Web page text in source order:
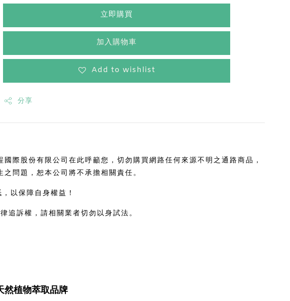
立即購買
加入購物車
Add to wishlist
分享
際股份有限公司在此呼籲您，切勿購買網路任何來源不明之通路商品，
問題，恕本公司將不承擔相關責任。
以保障自身權益！
追訴權，請相關業者切勿以身試法。
然植物萃取品牌